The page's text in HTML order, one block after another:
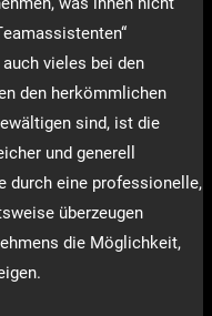
vieles bei den
den herkömmlichen
sind, ist die
und generell
durch eine professionelle,
überzeugen
die Möglichkeit,